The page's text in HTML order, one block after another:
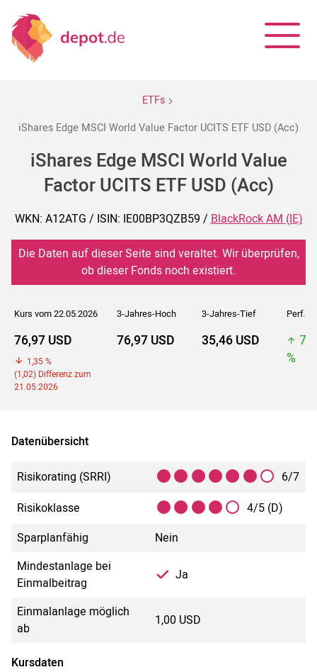
ETFs
iShares Edge MSCI World Value Factor UCITS ETF USD (Acc)
iShares Edge MSCI World Value
Factor UCITS ETF USD (Acc)
WKN: A12ATG / ISIN: IE00BP3QZB59 /BlackRock AM (IE)
Die Daten auf dieser Seite sind veraltet. Wir überprüfen,
ob dieser Fonds noch existiert.
Kurs vom 22.05.2026 3-Jahres-Hoch 3-Jahres-Tief Perf. 5J
76,97 USD
1,35 %
(1,02) Differenz zum
21.05.2026
76,97 USD 35,46 USD
%
Datenübersicht
Risikorating (SRRI)
6/7
Risikoklasse
4/5 (D)
Sparplanfähig
Nein
Mindestanlage bei
Einmalbeitrag
Ja
Einmalanlage möglich
ab
1,00 USD
Kursdaten